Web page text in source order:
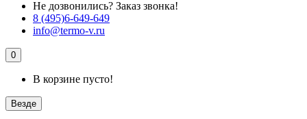
Не дозвонились? Заказ звонка!
8 (495)6-649-649
info@termo-v.ru
0
В корзине пусто!
Везде